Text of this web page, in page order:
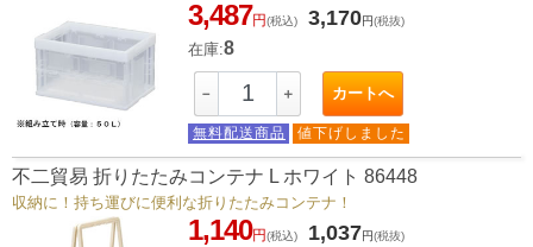
3,487円(税込) 3,170円(税抜)
在庫:8
－ ＋ カートへ
無料配送商品 値下げしました
不二貿易 折りたたみコンテナ L ホワイト 86448
収納に！持ち運びに便利な折りたたみコンテナ！
1,140円(税込) 1,037円(税抜)